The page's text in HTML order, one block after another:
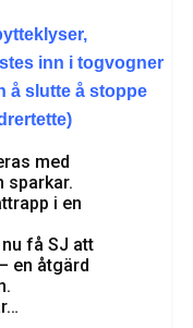
inn i togvogner
å slutte å stoppe
med
sparkar.
i en
få SJ att
en åtgärd